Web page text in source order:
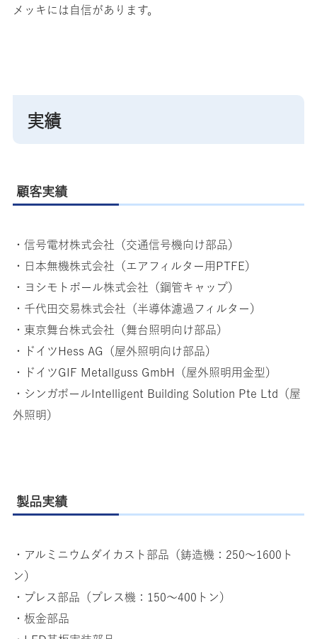
メッキには自信があります。
実績
顧客実績
・信号電材株式会社（交通信号機向け部品）
・日本無機株式会社（エアフィルター用PTFE）
・ヨシモトポール株式会社（鋼管キャップ）
・千代田交易株式会社（半導体濾過フィルター）
・東京舞台株式会社（舞台照明向け部品）
・ドイツHess AG（屋外照明向け部品）
・ドイツGIF Metallguss GmbH（屋外照明用金型）
・シンガポールIntelligent Building Solution Pte Ltd（屋
外照明）
製品実績
・アルミニウムダイカスト部品（鋳造機：250〜1600ト
ン）
・プレス部品（プレス機：150〜400トン）
・板金部品